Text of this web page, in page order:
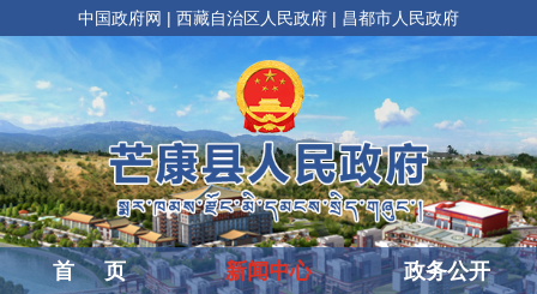
中国政府网 | 西藏自治区人民政府 | 昌都市人民政府
首 页 新闻中心
政务公开